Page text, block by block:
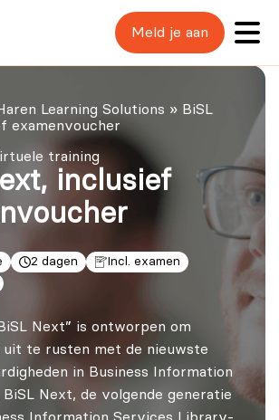
Meld je aan
Learning Solutions » BiSL
examenvoucher
training
inclusief
2 dagen
Incl. examen
Next” is ontworpen om
uit te rusten met de nieuwste
in Business Information
BiSL Next, de volgende generatie
Information Services Library-